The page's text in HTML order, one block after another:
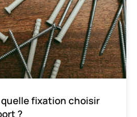
fixation choisir
?